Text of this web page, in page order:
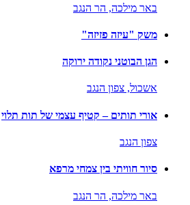
באר מילכה, הר הנגב
משק "עיזה פזיזה"
הגן הבוטני נקודה ירוקה
אשכול, צפון הנגב
אורי תותים – קטיף עצמי של תות תלוי
צפון הנגב
סיור חוויתי בין צמחי מרפא
באר מילכה, הר הנגב